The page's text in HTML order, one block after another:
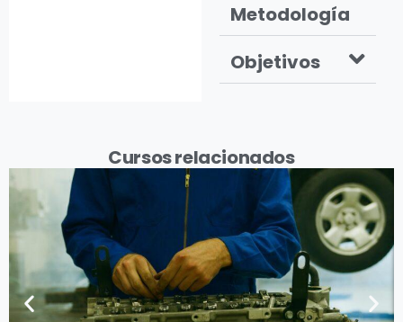
Metodología
Objetivos
Cursos relacionados